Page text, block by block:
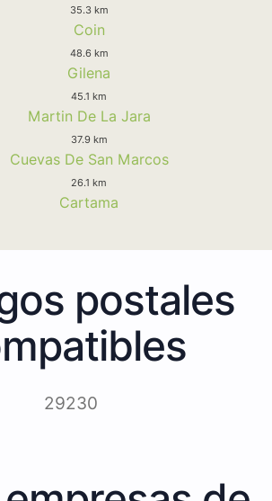
35.3 km
Coin
48.6 km
Gilena
45.1 km
Martin De La Jara
37.9 km
Cuevas De San Marcos
26.1 km
Cartama
postales
29230